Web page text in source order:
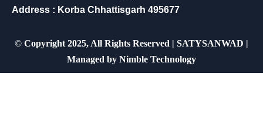
Address : Korba Chhattisgarh 495677
© Copyright 2025, All Rights Reserved | SATYSANWAD |
Managed by Nimble Technology